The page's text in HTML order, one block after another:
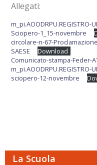
La Scuola
Allegati:
m_pi.AOODRPU.REGISTRO-
Sciopero-1_15-novembre
circolare-n-67-
SAESE
Download
Comunicato-stampa-Feder-
m_pi.AOODRPU.REGISTRO-
sciopero-12-novembre